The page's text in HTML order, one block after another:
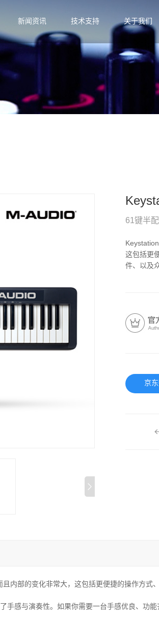
新闻资讯 技术支持 关于我们
61键半
这包括更
件、以及
京
内部的变化非常大，这包括更便捷的操作方
手感与演奏性。如果你需要一台手感优良、功